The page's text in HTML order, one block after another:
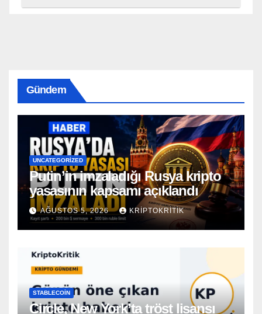
Gündem
UNCATEGORIZED
Putin’in imzaladığı Rusya kripto
yasasının kapsamı açıklandı
AĞUSTOS 5, 2026 KRIPTOKRITIK
STABLECOIN
Circle, New York’ta tröst lisansı